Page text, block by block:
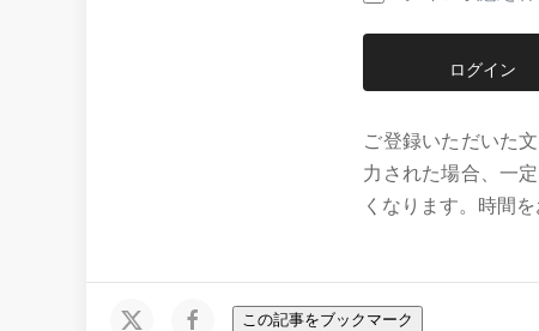
ご登録いただいた
力された場合、一
くなります。時間
この記事をブックマーク